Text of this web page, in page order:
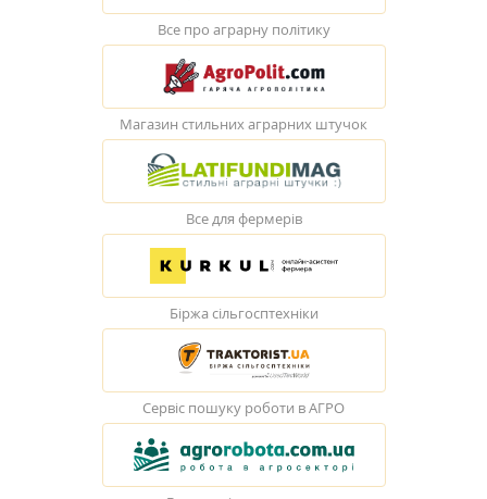
Все про аграрну політику
Магазин стильних аграрних штучок
Все для фермерів
Біржа сільгосптехніки
Сервіс пошуку роботи в АГРО